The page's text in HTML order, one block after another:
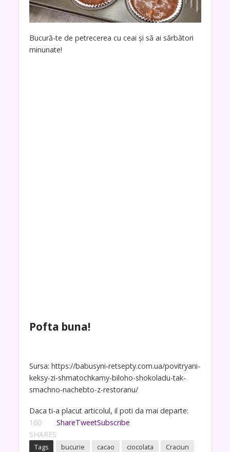
Bucură-te de petrecerea cu ceai și să ai sărbători
minunate!
Pofta buna!
Sursa: https://babusyni-retsepty.com.ua/povitryani-
keksy-zi-shmatochkamy-biloho-shokoladu-tak-
smachno-nachebto-z-restoranu/
Daca ti-a placut articolul, il poti da mai departe:
160
SHARES
ShareTweetSubscribe
Tags bucurie cacao ciocolata Craciun